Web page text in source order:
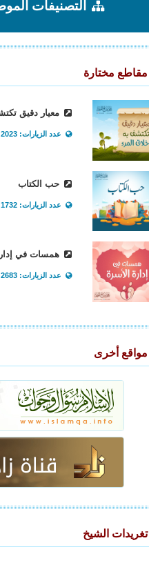
التصنيفات
مقاطع مختارة
معيار دقيق
عدد الزيارات: 2023
حب الكتاب
عدد الزيارات: 1732
همسات في
عدد الزيارات: 2683
مواقع أخرى
تغريدات الشيخ